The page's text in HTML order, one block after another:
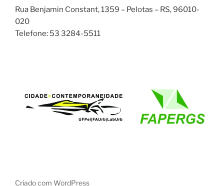
Rua Benjamin Constant, 1359 – Pelotas – RS, 96010-
020
Telefone: 53 3284-5511
Criado com WordPress